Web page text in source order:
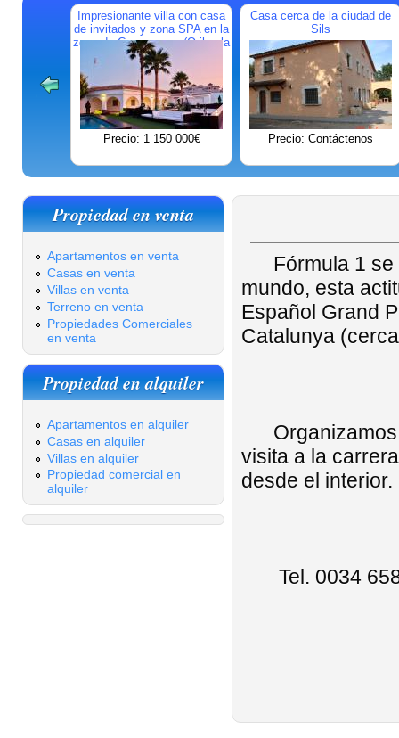
Impresionante villa con casa
de invitados y zona SPA en la
zona de Campoamor (Orihuela
Costa)
Precio: 1 150 000€
Casa cerca de la ciudad de
Sils
Precio: Contáctenos
Propiedad en venta
Apartamentos en venta
Casas en venta
Villas en venta
Terreno en venta
Propiedades Comerciales
en venta
Propiedad en alquiler
Apartamentos en alquiler
Casas en alquiler
Villas en alquiler
Propiedad comercial en
alquiler
Fórmula 1
mundo, esta
Español Grand
Catalunya
Organizamos
visita a la
desde el interior.
Tel. 0034 658